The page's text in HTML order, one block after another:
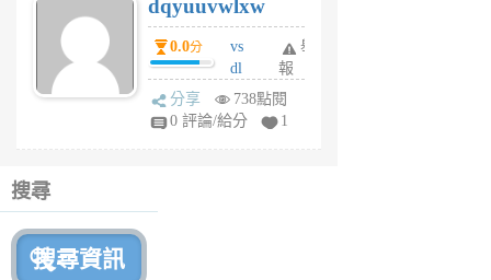
6
個
月
前
dqyuuvwlxw
0.0分
vs
dl
sq
fy
舉
報
分享
738點閱
0 評論/給分
1
搜尋